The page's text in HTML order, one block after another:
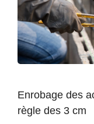
Enrobage des
règle des 3 cm